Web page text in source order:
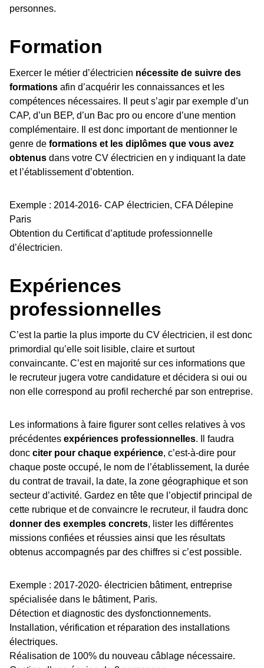
personnes.
Formation
Exercer le métier d’électricien nécessite de suivre des
formations afin d’acquérir les connaissances et les
compétences nécessaires. Il peut s’agir par exemple d’un
CAP, d’un BEP, d’un Bac pro ou encore d’une mention
complémentaire. Il est donc important de mentionner le
genre de formations et les diplômes que vous avez
obtenus dans votre CV électricien en y indiquant la date
et l’établissement d’obtention.
Exemple : 2014-2016- CAP électricien, CFA Délepine
Paris
Obtention du Certificat d’aptitude professionnelle
d’électricien.
Expériences
professionnelles
C’est la partie la plus importe du CV électricien, il est donc
primordial qu’elle soit lisible, claire et surtout
convaincante. C’est en majorité sur ces informations que
le recruteur jugera votre candidature et décidera si oui ou
non elle correspond au profil recherché par son entreprise.
Les informations à faire figurer sont celles relatives à vos
précédentes expériences professionnelles. Il faudra
donc citer pour chaque expérience, c’est-à-dire pour
chaque poste occupé, le nom de l’établissement, la durée
du contrat de travail, la date, la zone géographique et son
secteur d’activité. Gardez en tête que l’objectif principal de
cette rubrique et de convaincre le recruteur, il faudra donc
donner des exemples concrets, lister les différentes
missions confiées et réussies ainsi que les résultats
obtenus accompagnés par des chiffres si c’est possible.
Exemple : 2017-2020- électricien bâtiment, entreprise
spécialisée dans le bâtiment, Paris.
Détection et diagnostic des dysfonctionnements.
Installation, vérification et réparation des installations
électriques.
Réalisation de 100% du nouveau câblage nécessaire.